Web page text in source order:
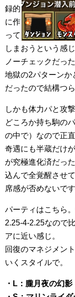
録的
に作
って
しまおうという感
ノーチェックだっ
地獄の2パターンか
だったので結構つ
しかも体力パと攻
どころか持ち駒の
の中で）なので正
奇遇にも半蔵だけ
が究極進化済だっ
込んで全覚醒させ
席感が否めないです
パーティはこちら
2.25-4-2.25なので
アに近い感じ。
回復のマネジメン
いくスタイルで。
・L：朧月夜の幻